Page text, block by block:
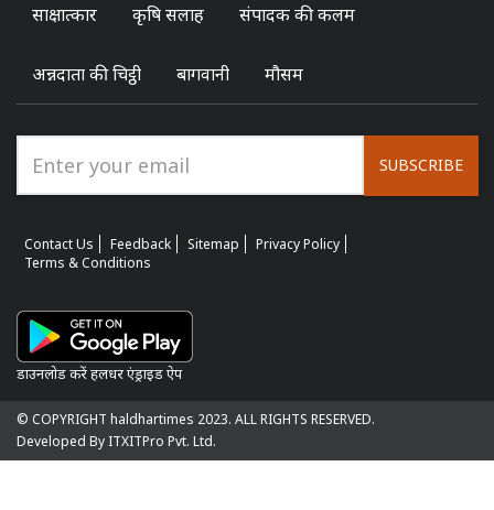
साक्षात्कार कृषि सलाह संपादक की कलम
अन्नदाता की चिट्ठी बागवानी मौसम
SUBSCRIBE
Contact Us Feedback Sitemap
Privacy Policy
Terms & Conditions
डाउनलोड करें हलधर एंड्राइड ऐप
© COPYRIGHT haldhartimes 2023. ALL RIGHTS RESERVED.
Developed By ITXITPro Pvt. Ltd.